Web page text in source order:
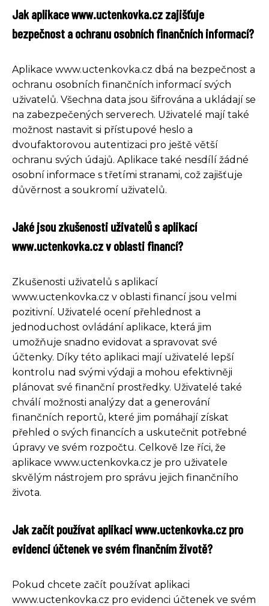
Jak aplikace www.uctenkovka.cz zajišťuje
bezpečnost a ochranu osobních finančních informací?
Aplikace www.uctenkovka.cz dbá na bezpečnost a
ochranu osobních finančních informací svých
uživatelů. Všechna data jsou šifrována a ukládají se
na zabezpečených serverech. Uživatelé mají také
možnost nastavit si přístupové heslo a
dvoufaktorovou autentizaci pro ještě větší
ochranu svých údajů. Aplikace také nesdílí žádné
osobní informace s třetími stranami, což zajišťuje
důvěrnost a soukromí uživatelů.
Jaké jsou zkušenosti uživatelů s aplikací
www.uctenkovka.cz v oblasti financí?
Zkušenosti uživatelů s aplikací
www.uctenkovka.cz v oblasti financí jsou velmi
pozitivní. Uživatelé ocení přehlednost a
jednoduchost ovládání aplikace, která jim
umožňuje snadno evidovat a spravovat své
účtenky. Díky této aplikaci mají uživatelé lepší
kontrolu nad svými výdaji a mohou efektivněji
plánovat své finanční prostředky. Uživatelé také
chválí možnosti analýzy dat a generování
finančních reportů, které jim pomáhají získat
přehled o svých financích a uskutečnit potřebné
úpravy ve svém rozpočtu. Celkově lze říci, že
aplikace www.uctenkovka.cz je pro uživatele
skvělým nástrojem pro správu jejich finančního
života.
Jak začít používat aplikaci www.uctenkovka.cz pro
evidenci účtenek ve svém finančním životě?
Pokud chcete začít používat aplikaci
www.uctenkovka.cz pro evidenci účtenek ve svém